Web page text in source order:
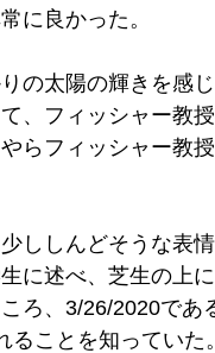
に良かった。
の太陽の輝きを感
、フィッシャー教
らフィッシャー教
ししんどそうな表
に述べ、芝生の上に
ろ、3/26/2020であ
ことを知っていた